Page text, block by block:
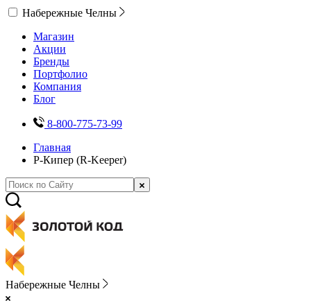
Набережные Челны
Магазин
Акции
Бренды
Портфолио
Компания
Блог
8-800-775-73-99
Главная
Р-Кипер (R-Keeper)
Набережные Челны